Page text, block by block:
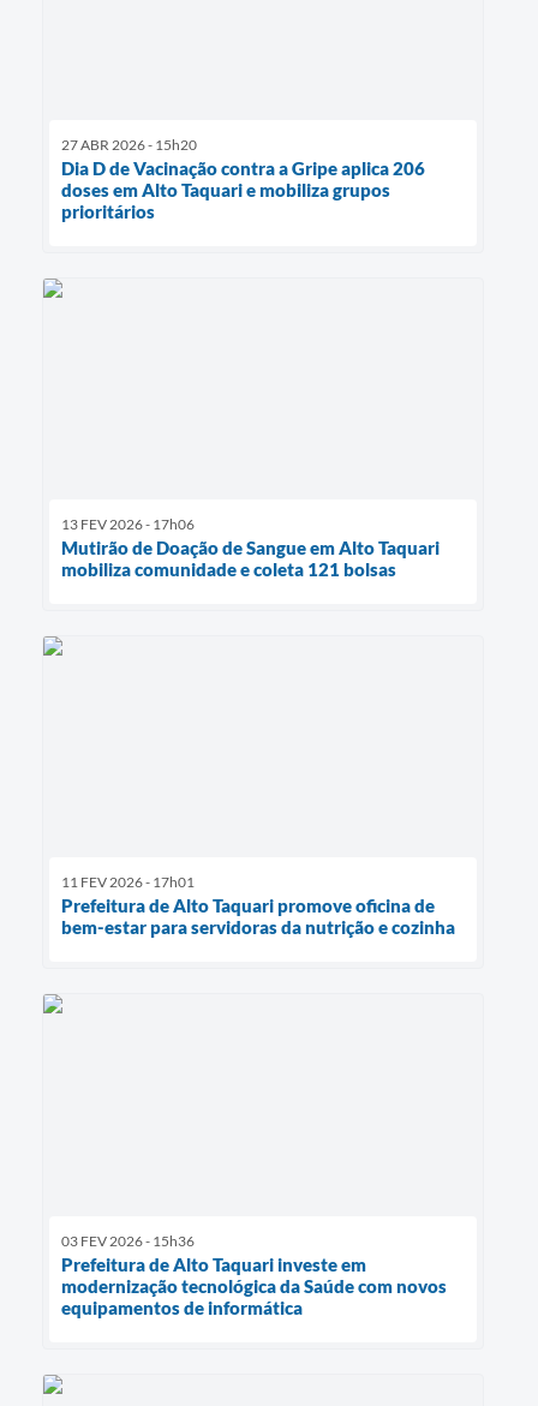
27 ABR 2026 - 15h20
Dia D de Vacinação contra a Gripe aplica 206
doses em Alto Taquari e mobiliza grupos
prioritários
13 FEV 2026 - 17h06
Mutirão de Doação de Sangue em Alto Taquari
mobiliza comunidade e coleta 121 bolsas
11 FEV 2026 - 17h01
Prefeitura de Alto Taquari promove oficina de
bem-estar para servidoras da nutrição e cozinha
03 FEV 2026 - 15h36
Prefeitura de Alto Taquari investe em
modernização tecnológica da Saúde com novos
equipamentos de informática